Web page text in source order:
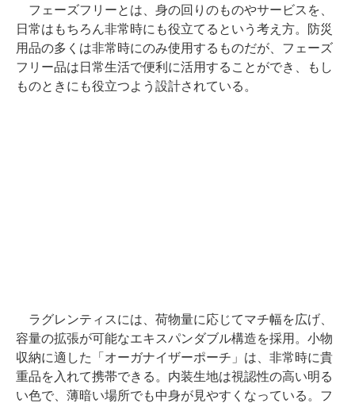
フェーズフリーとは、身の回りのものやサービスを、
日常はもちろん非常時にも役立てるという考え方。防災
用品の多くは非常時にのみ使用するものだが、フェーズ
フリー品は日常生活で便利に活用することができ、もし
ものときにも役立つよう設計されている。
ラグレンティスには、荷物量に応じてマチ幅を広げ、
容量の拡張が可能なエキスパンダブル構造を採用。小物
収納に適した「オーガナイザーポーチ」は、非常時に貴
重品を入れて携帯できる。内装生地は視認性の高い明る
い色で、薄暗い場所でも中身が見やすくなっている。フ